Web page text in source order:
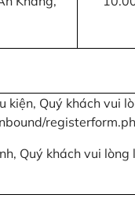
kiện, Quý khách vui
Quý khách vui lòng